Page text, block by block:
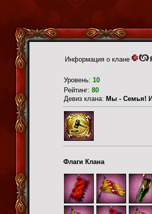
Информация о клане
Уровень: 10
Рейтинг: 80
Девиз клана: Мы - Семья! И
Флаги Клана